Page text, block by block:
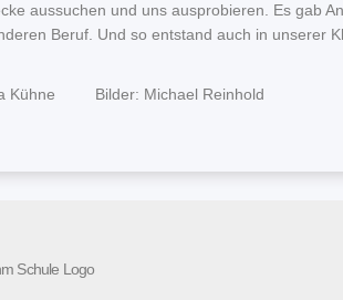
aussuchen und uns ausprobieren. Es gab
Beruf. Und so entstand auch in unserer
Kühne Bilder: Michael Reinhold